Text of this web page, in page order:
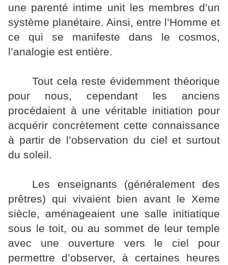
une parenté intime unit les membres d’un
système planétaire. Ainsi, entre l’Homme et
ce qui se manifeste dans le cosmos,
l’analogie est entière.
Tout cela reste évidemment théorique
pour nous, cependant les anciens
procédaient à une véritable initiation pour
acquérir concrètement cette connaissance
à partir de l’observation du ciel et surtout
du soleil.
Les enseignants (généralement des
prêtres) qui vivaient bien avant le Xeme
siècle, aménageaient une salle initiatique
sous le toit, ou au sommet de leur temple
avec une ouverture vers le ciel pour
permettre d’observer, à certaines heures